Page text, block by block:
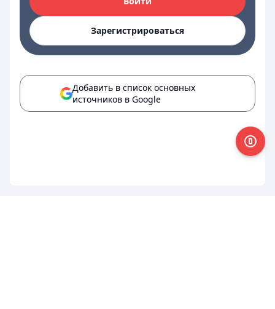
Зарегистрироваться
Добавить в список основных
источников в Google